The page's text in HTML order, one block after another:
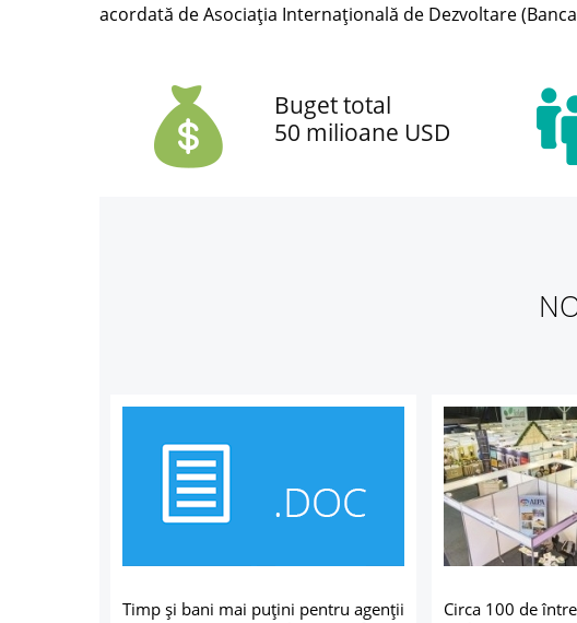
acordată de Asociația Internațională de Dezvoltare
Buget total
50 milioane USD
Timp și bani mai puțini pentru agenții
Circa 100 de